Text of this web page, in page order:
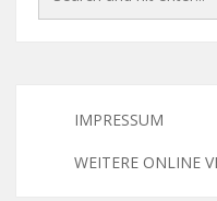
IMPRESSUM
WEITERE ONLINE